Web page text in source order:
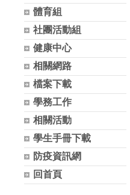
體育組
社團活動組
健康中心
相關網路
檔案下載
學務工作
相關活動
學生手冊下載
防疫資訊網
回首頁